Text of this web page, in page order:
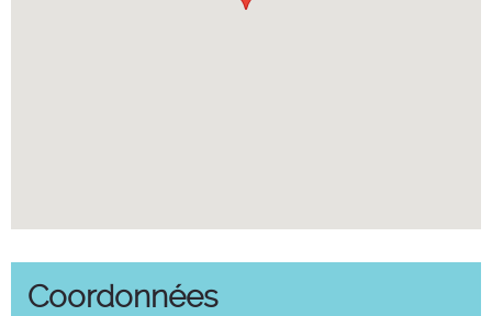
Coordonnées